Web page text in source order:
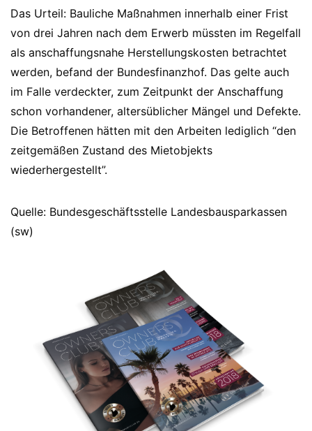
Das Urteil: Bauliche Maßnahmen innerhalb einer Frist
von drei Jahren nach dem Erwerb müssten im Regelfall
als anschaffungsnahe Herstellungskosten betrachtet
werden, befand der Bundesfinanzhof. Das gelte auch
im Falle verdeckter, zum Zeitpunkt der Anschaffung
schon vorhandener, altersüblicher Mängel und Defekte.
Die Betroffenen hätten mit den Arbeiten lediglich “den
zeitgemäßen Zustand des Mietobjekts
wiederhergestellt”.
Quelle: Bundesgeschäftsstelle Landesbausparkassen
(sw)